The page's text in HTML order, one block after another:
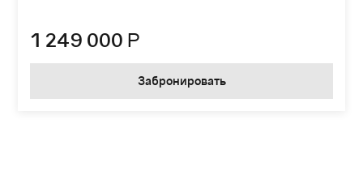
1 249 000 Р
Забронировать